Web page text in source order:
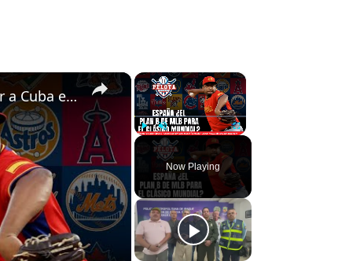
×
Play Unmute Fullscreen
Now Playing
×
¿Será España el equipo que podría reemplazar a Cuba en el Clásico Mundial de Béisbol?